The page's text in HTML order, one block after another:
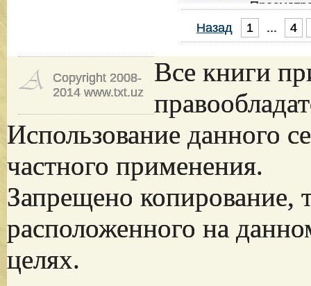
Назад
1 ...
4
...
Copyright 2008-
2014 www.txt.uz
Все книги
Использование данного
частного применения.
Запрещено копирование,
расположенного на
целях.